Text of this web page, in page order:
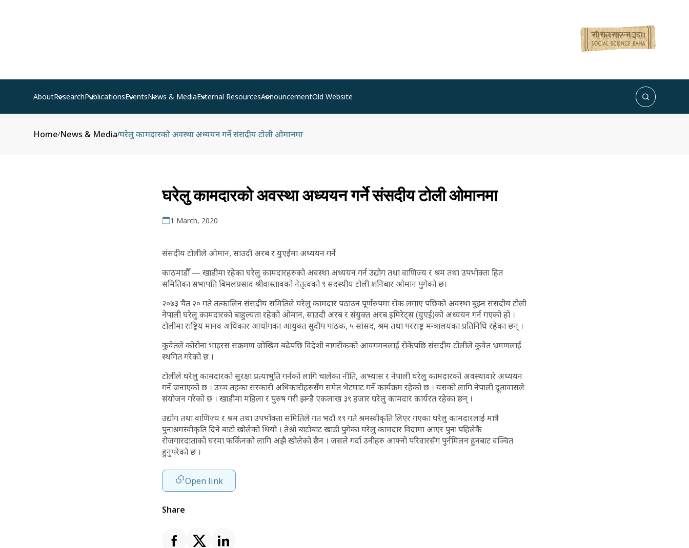
AboutResearchPublicationsEventsNews & MediaExternal ResourcesAnnouncementOld Website
Home/News & Media/घरेलु कामदारको अवस्था अध्ययन गर्ने संसदीय टोली ओमानमा
घरेलु कामदारको अवस्था अध्ययन गर्ने संसदीय टोली ओमानमा
1 March, 2020
संसदीय टोलीले ओमान, साउदी अरब र युएईमा अध्ययन गर्ने
काठमाडौँ — खाडीमा रहेका घरेलु कामदारहरुको अवस्था अध्ययन गर्न उद्योग तथा वाणिज्य र श्रम तथा उपभोक्ता हित
समितिका सभापति बिमलप्रसाद श्रीवास्तावको नेतृत्वको ९ सदस्यीय टोली शनिबार ओमान पुगेक‍ो छ।
२०७३ चैत २० गते तत्कालिन संसदीय समितिले घरेलु कामदार पठाउन पूर्णरुपमा रोक लगाए पछिको अवस्था बुझ्न संसदीय टोली
नेपाली घरेलु कामदारको बाहुल्यता रहेको ओमान, साउदी अरब र संयुक्त अरब इमिरेट्स (युएई)को अध्ययन गर्न गएको हो ।
टोलीमा राष्ट्रिय मानव अधिकार आयोगका आयुक्त सुदीप पाठक, ५ सांसद, श्रम तथा परराष्ट्र मन्त्रालयका प्रतिनिधि रहेका छन् ।
कुवेतले कोरोना भाइरस संक्रमण जोखिम बढेपछि विदेशी नागरीकको आवगमनलाई रोकेपछि संसदीय टोलीले कुवेत भ्रमणलाई
स्थगित गरेको छ ।
टोलीले घरेलु कामदारको सुरक्षा प्रत्याभुति गर्नको लागि चालेका नीति, अभ्यास र नेपाली घरेलु कामदारको अवस्थावारे अध्ययन
गर्ने जनाएको छ । उच्च तहका सरकारी अधिकारीहरुसँग समेत भेटघाट गर्ने कार्यक्रम रहेको छ । यसको लागि नेपाली दूतावासले
संयोजन गरेको छ । खाडीमा महिला र पुरुष गरी झन्डै एकलाख ३९ हजार घरेलु कामदार कार्यरत रहेका छन् ।
उद्योग तथा वाणिज्य र श्रम तथा उपभोक्ता समितिले गत भदौ १९ गते श्रमस्वीकृति लिएर गएका घरेलु कामदारलाई मात्रै
पुनःश्रमस्वीकृति दिने बाटो खोलेको थियो । तेश्रो बाटोबाट खाडी पुगेका घरेलु कामदार विदामा आएर पुनः पहिलेकै
रोजगारदाताको घरमा फर्किनको लागि अझै खोलेको छैन । जसले गर्दा उनीहरु आफ्नो परिवारसँग पुर्नमिलन हुनबाट वञ्चित
हुनुपरेको छ ।
Open link
Share